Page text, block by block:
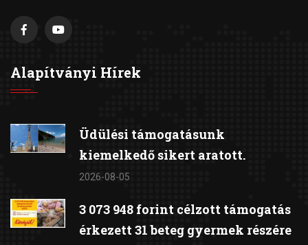
Alapítványi Hírek
Üdülési támogatásunk
kiemelkedő sikert aratott.
2026-08-05
3 073 948 forint célzott támogatás
érkezett 31 beteg gyermek részére